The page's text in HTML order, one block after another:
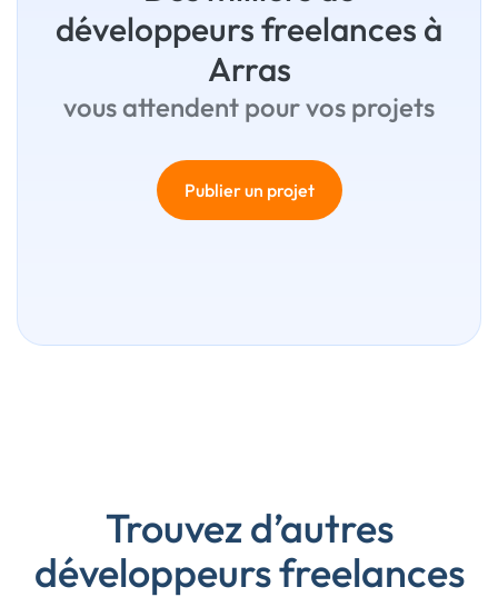
développeurs freelances à
Arras
vous attendent pour vos projets
Publier un projet
Trouvez d’autres
développeurs freelances